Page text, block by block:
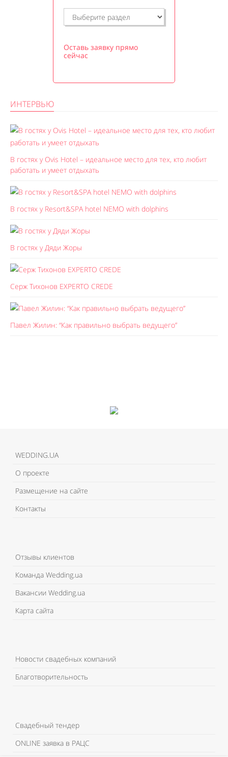
Оставь заявку прямо
сейчас
ИНТЕРВЬЮ
В гостях у Ovis Hotel – идеальное место для тех, кто любит
работать и умеет отдыхать
В гостях у Resort&SPA hotel NEMO with dolphins
В гостях у Дяди Жоры
Серж Тихонов EXPERTO CREDE
Павел Жилин: “Как правильно выбрать ведущего”
WEDDING.UA
О проекте
Размещение на сайте
Контакты
Отзывы клиентов
Команда Wedding.ua
Вакансии Wedding.ua
Карта сайта
Новости свадебных компаний
Благотворительность
Свадебный тендер
ONLINE заявка в РАЦС